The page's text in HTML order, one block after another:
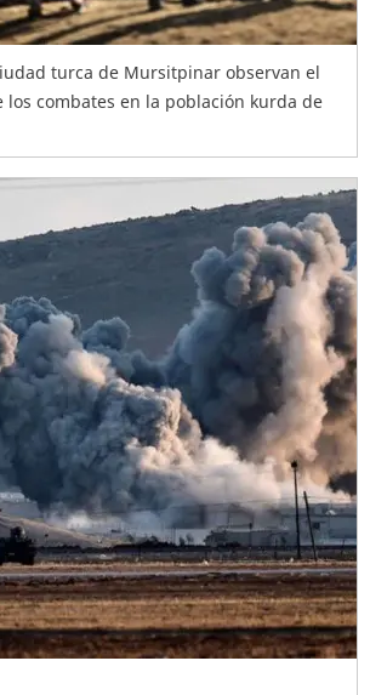
turca de Mursitpinar observan el
los combates en la población kurda de